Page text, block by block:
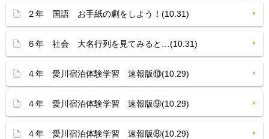
２年 国語 お手紙の劇をしよう！(10.31)
６年 社会 大名行列を見てみると…(10.31)
４年 愛川宿泊体験学習 速報版⑩(10.29)
４年 愛川宿泊体験学習 速報版⑨(10.29)
４年 愛川宿泊体験学習 速報版⑧(10.29)